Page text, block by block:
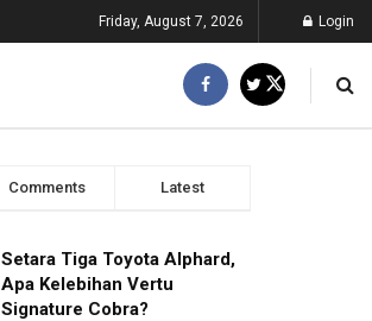
Friday, August 7, 2026 Login
Comments Latest
Setara Tiga Toyota Alphard,
Apa Kelebihan Vertu
Signature Cobra?